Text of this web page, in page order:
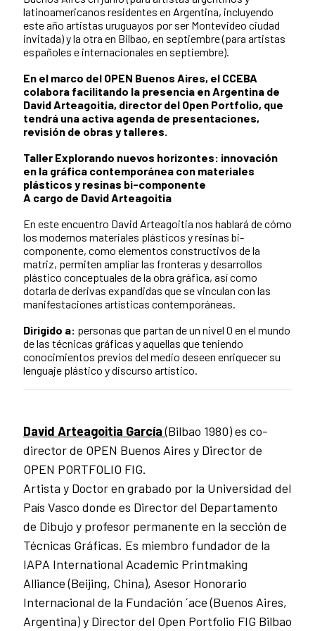
latinoamericanos residentes en Argentina, incluyendo
este año artistas uruguayos por ser Montevideo ciudad
invitada) y la otra en Bilbao, en septiembre (para artistas
españoles e internacionales en septiembre).
En el marco del OPEN Buenos Aires, el CCEBA
colabora facilitando la presencia en Argentina de
David Arteagoitia, director del Open Portfolio, que
tendrá una activa agenda de presentaciones,
revisión de obras y talleres.
Taller Explorando nuevos horizontes: innovación
en la gráfica contemporánea con materiales
plásticos y resinas bi-componente
A cargo de David Arteagoitia
En este encuentro David Arteagoitia nos hablará de cómo
los modernos materiales plásticos y resinas bi-
componente, como elementos constructivos de la
matriz, permiten ampliar las fronteras y desarrollos
plástico conceptuales de la obra gráfica, así como
dotarla de derivas expandidas que se vinculan con las
manifestaciones artísticas contemporáneas.
Dirigido a: personas que partan de un nivel 0 en el mundo
de las técnicas gráficas y aquellas que teniendo
conocimientos previos del medio deseen enriquecer su
lenguaje plástico y discurso artístico.
David Arteagoitia García (Bilbao 1980) es co-
director de OPEN Buenos Aires y Director de
OPEN PORTFOLIO FIG.
Artista y Doctor en grabado por la Universidad del
País Vasco donde es Director del Departamento
de Dibujo y profesor permanente en la sección de
Técnicas Gráficas. Es miembro fundador de la
IAPA International Academic Printmaking
Alliance (Beijing, China), Asesor Honorario
Internacional de la Fundación ´ace (Buenos Aires,
Argentina) y Director del Open Portfolio FIG Bilbao